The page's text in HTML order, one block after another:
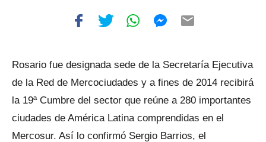
Rosario fue designada sede de la Secretaría Ejecutiva
de la Red de Mercociudades y a fines de 2014 recibirá
la 19ª Cumbre del sector que reúne a 280 importantes
ciudades de América Latina comprendidas en el
Mercosur. Así lo confirmó Sergio Barrios, el